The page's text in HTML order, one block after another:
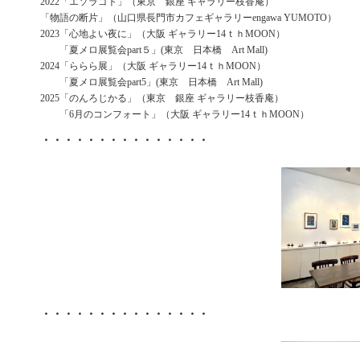
「物語の断片」（山口県長門市カフェギャラリーengawa YUMOTO）
2023「心地よい夜に」（大阪 ギャラリー14ｔｈMOON）
「夏メロ展覧会part５」(東京 日本橋 Art Mall)
2024「ららら展」（大阪 ギャラリー14ｔｈMOON）
「夏メロ展覧会part5」(東京 日本橋 Art Mall)
2025「のんろじかる」（東京 銀座 ギャラリー枝香庵）
「6月のコンフォート」（大阪 ギャラリー14ｔｈMOON）
・・・・・・・・・・・・・・・
・・・・・・・・・・・・・・・